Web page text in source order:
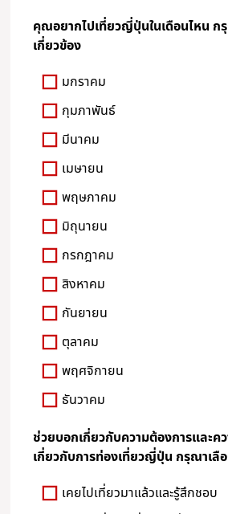
คุณอยากไปเที่ยวญี่ปุ่นในเดือนไหน ก
เกี่ยวข้อง
มกราคม
กุมภาพันธ์
มีนาคม
เมษายน
พฤษภาคม
มิถุนายน
กรกฎาคม
สิงหาคม
กันยายน
ตุลาคม
พฤศจิกายน
ธันวาคม
ช่วยบอกเกี่ยวกับความต้องการและค
เกี่ยวกับการท่องเที่ยวญี่ปุ่น กรุณาเลื
เคยไปเที่ยวมาแล้วและรู้สึกชอบ